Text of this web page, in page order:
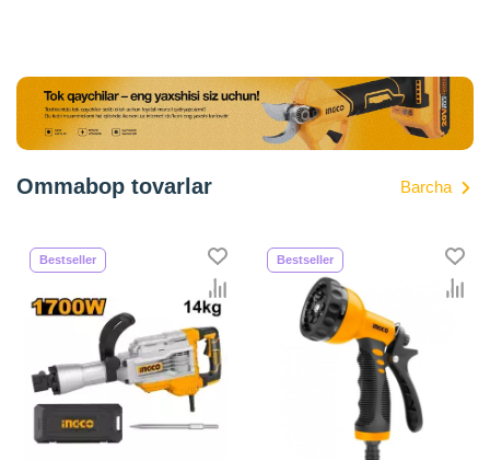
Ommabop tovarlar Barcha
Bestseller Bestseller